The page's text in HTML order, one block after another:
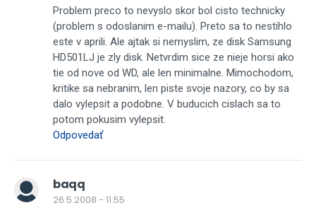
Problem preco to nevyslo skor bol cisto technicky
(problem s odoslanim e-mailu). Preto sa to nestihlo
este v aprili. Ale ajtak si nemyslim, ze disk Samsung
HD501LJ je zly disk. Netvrdim sice ze nieje horsi ako
tie od nove od WD, ale len minimalne. Mimochodom,
kritike sa nebranim, len piste svoje nazory, co by sa
dalo vylepsit a podobne. V buducich cislach sa to
potom pokusim vylepsit.
Odpovedať
baqq
26.5.2008 - 11:55